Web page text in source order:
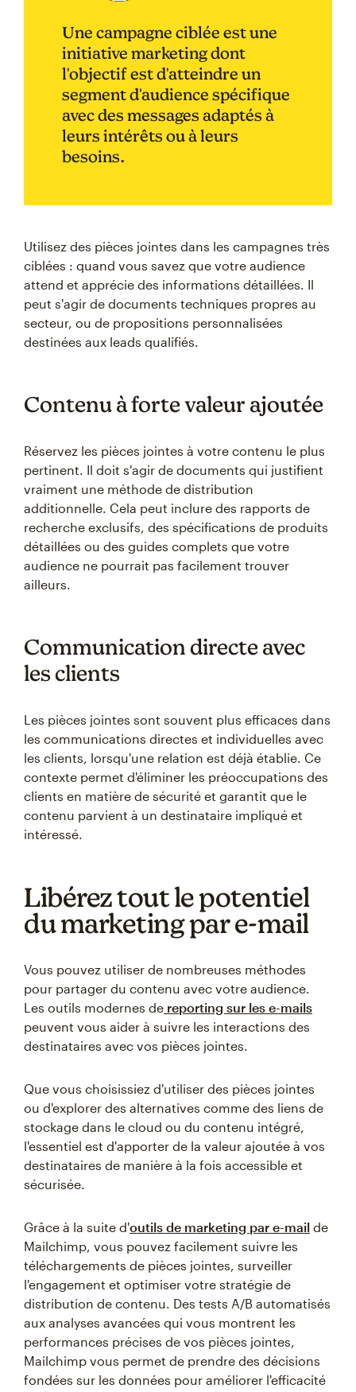
Une campagne ciblée est une
initiative marketing dont
l'objectif est d'atteindre un
segment d'audience spécifique
avec des messages adaptés à
leurs intérêts ou à leurs
besoins.
Utilisez des pièces jointes dans les campagnes très
ciblées : quand vous savez que votre audience
attend et apprécie des informations détaillées. Il
peut s'agir de documents techniques propres au
secteur, ou de propositions personnalisées
destinées aux leads qualifiés.
Contenu à forte valeur ajoutée
Réservez les pièces jointes à votre contenu le plus
pertinent. Il doit s'agir de documents qui justifient
vraiment une méthode de distribution
additionnelle. Cela peut inclure des rapports de
recherche exclusifs, des spécifications de produits
détaillées ou des guides complets que votre
audience ne pourrait pas facilement trouver
ailleurs.
Communication directe avec
les clients
Les pièces jointes sont souvent plus efficaces dans
les communications directes et individuelles avec
les clients, lorsqu'une relation est déjà établie. Ce
contexte permet d'éliminer les préoccupations des
clients en matière de sécurité et garantit que le
contenu parvient à un destinataire impliqué et
intéressé.
Libérez tout le potentiel
du marketing par e-mail
Vous pouvez utiliser de nombreuses méthodes
pour partager du contenu avec votre audience.
Les outils modernes de reporting sur les e-mails
peuvent vous aider à suivre les interactions des
destinataires avec vos pièces jointes.
Que vous choisissiez d'utiliser des pièces jointes
ou d'explorer des alternatives comme des liens de
stockage dans le cloud ou du contenu intégré,
l'essentiel est d'apporter de la valeur ajoutée à vos
destinataires de manière à la fois accessible et
sécurisée.
Grâce à la suite d'outils de marketing par e-mail de
Mailchimp, vous pouvez facilement suivre les
téléchargements de pièces jointes, surveiller
l'engagement et optimiser votre stratégie de
distribution de contenu. Des tests A/B automatisés
aux analyses avancées qui vous montrent les
performances précises de vos pièces jointes,
Mailchimp vous permet de prendre des décisions
fondées sur les données pour améliorer l'efficacité